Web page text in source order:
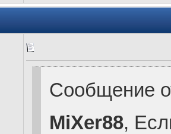
Сообщение
MiXer88,